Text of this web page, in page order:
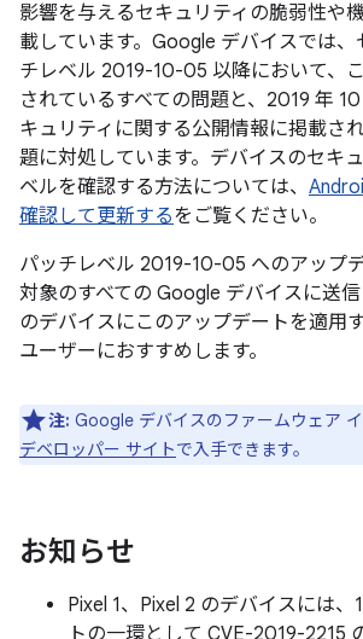
影響を与えるセキュリティの脆弱性や
載しています。Google デバイスでは、
チレベル 2019-10-05 以降において、
されているすべての問題と、2019 年
キュリティに関する公開情報に掲載さ
題に対処しています。デバイスのセキ
ベルを確認する方法については、
確認して更新するをご覧ください。
パッチレベル 2019-10-05 へのアップ
対象のすべての Google デバイスに送
のデバイスにこのアップデートを適用
ユーザーにおすすめします。
注: Google デバイスのファームウェア イ
デベロッパー サイトで入手できます。
お知らせ
Pixel 1、Pixel 2 のデバイスには
トの一環として CVE-2019-2215